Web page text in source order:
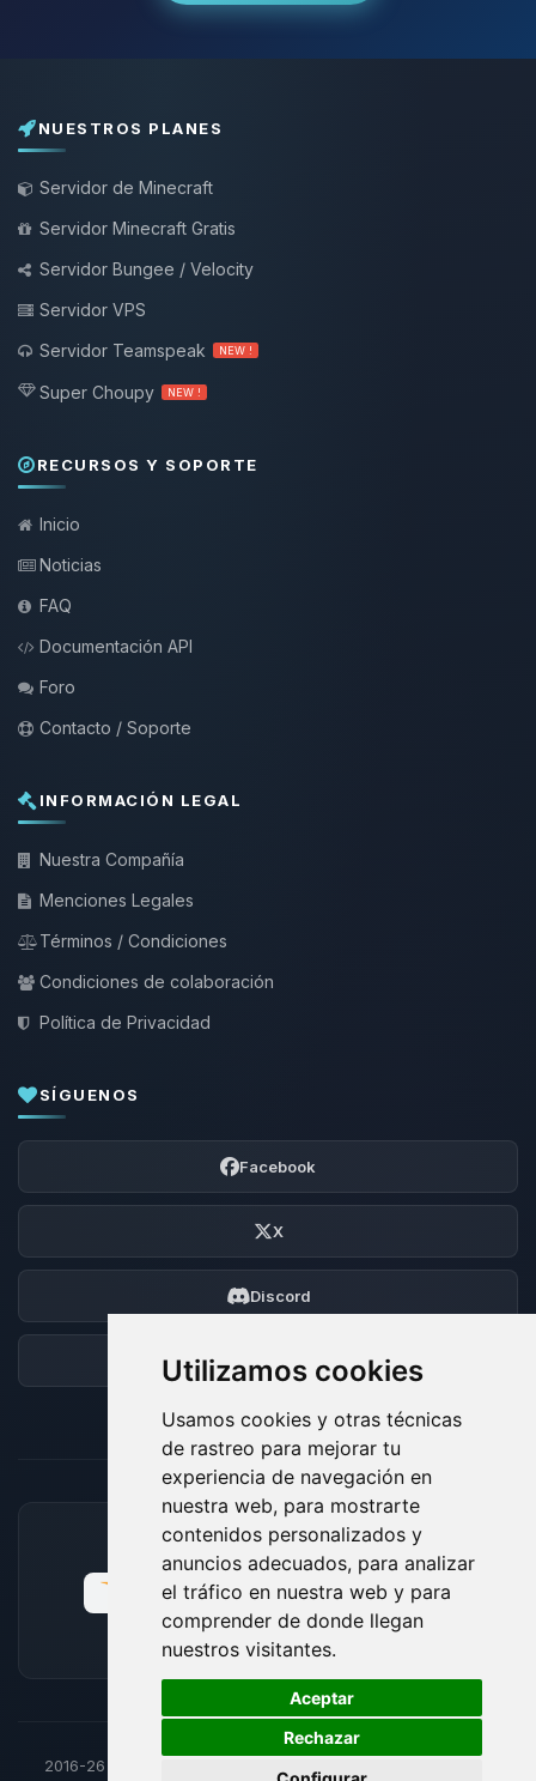
Utilizamos cookies
Usamos cookies y otras técnicas
de rastreo para mejorar tu
experiencia de navegación en
nuestra web, para mostrarte
contenidos personalizados y
anuncios adecuados, para analizar
el tráfico en nuestra web y para
comprender de donde llegan
nuestros visitantes.
Aceptar
Rechazar
NUESTROS PLANES
Servidor de Minecraft
Servidor Minecraft Gratis
Servidor Bungee / Velocity
Servidor VPS
Servidor Teamspeak
NEW !
Super Choupy NEW !
RECURSOS Y SOPORTE
Inicio
Noticias
FAQ
Documentación API
Foro
Contacto / Soporte
INFORMACIÓN LEGAL
Nuestra Compañía
Menciones Legales
Términos / Condiciones
Condiciones de colaboración
Política de Privacidad
SÍGUENOS
Facebook
X
Discord
Foro
MÉTODOS DE PAGO ACEPTADOS
2016-26
🍪